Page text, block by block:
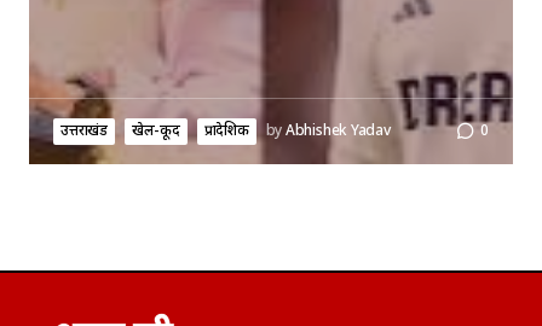
उत्तराखंड खेल-कूद प्रादेशिक byAbhishek Yadav 0